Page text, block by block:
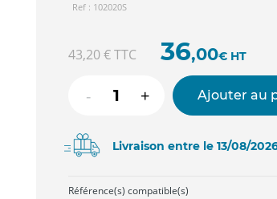
Ref : 102020S
43,20 €TTC 36,00€ HT
- + Ajouter au
Livraison entre le 13/08/
Référence(s) compatible(s)